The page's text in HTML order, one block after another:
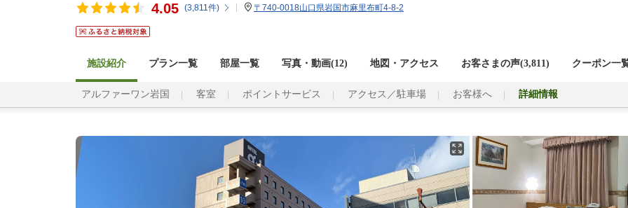
4.05 (3,811件) 〒740-0018山口県岩国市麻里布町4-8-2
施設紹介 プラン一覧 部屋一覧 写真・動画(12) 地図・アクセス お客さまの声(3,811) クーポン一
アルファーワン岩国 客室 ポイントサービス アクセス／駐車場 お客様へ 詳細情報